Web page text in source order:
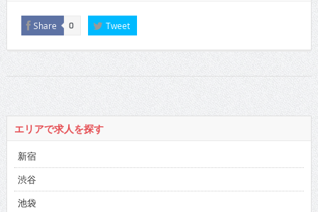
Share 0 Tweet
エリアで求人を探す
新宿
渋谷
池袋